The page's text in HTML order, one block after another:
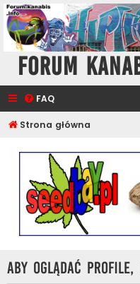
Forum
FAQ
Strona główna
Aby oglądać profile,